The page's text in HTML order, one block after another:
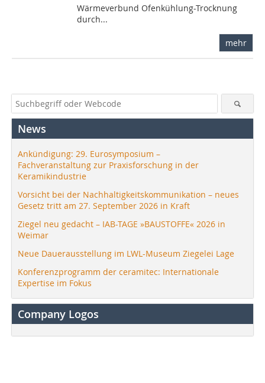
Wärmeverbund Ofenkühlung-Trocknung
durch...
mehr
News
Ankündigung: 29. Eurosymposium –
Fachveranstaltung zur Praxisforschung in der
Keramikindustrie
Vorsicht bei der Nachhaltigkeitskommunikation – neues
Gesetz tritt am 27. September 2026 in Kraft
Ziegel neu gedacht – IAB-TAGE »BAUSTOFFE« 2026 in
Weimar
Neue Dauerausstellung im LWL-Museum Ziegelei Lage
Konferenzprogramm der ceramitec: Internationale
Expertise im Fokus
Company Logos